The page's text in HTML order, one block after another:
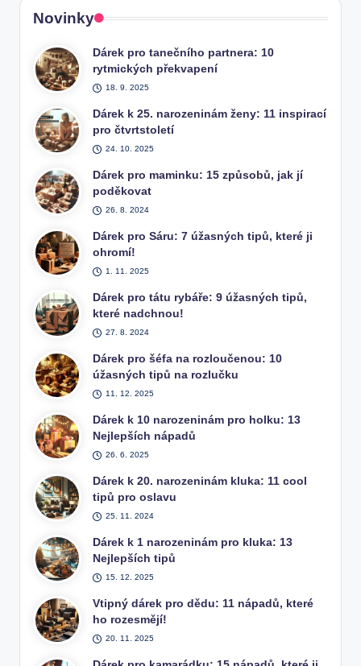
Novinky
Dárek pro tanečního partnera: 10
rytmických překvapení
18. 9. 2025
Dárek k 25. narozeninám ženy: 11 inspirací
pro čtvrtstoletí
24. 10. 2025
Dárek pro maminku: 15 způsobů, jak jí
poděkovat
26. 8. 2024
Dárek pro Sáru: 7 úžasných tipů, které ji
ohromí!
1. 11. 2025
Dárek pro tátu rybáře: 9 úžasných tipů,
které nadchnou!
27. 8. 2024
Dárek pro šéfa na rozloučenou: 10
úžasných tipů na rozlučku
11. 12. 2025
Dárek k 10 narozeninám pro holku: 13
Nejlepších nápadů
26. 6. 2025
Dárek k 20. narozeninám kluka: 11 cool
tipů pro oslavu
25. 11. 2024
Dárek k 1 narozeninám pro kluka: 13
Nejlepších tipů
15. 12. 2025
Vtipný dárek pro dědu: 11 nápadů, které
ho rozesmějí!
20. 11. 2025